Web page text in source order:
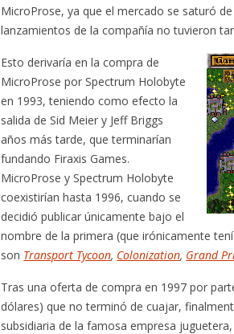
MicroProse, ya que el mercado se saturó
lanzamientos de la compañía no tuvieron
Esto derivaría en la compra de
MicroProse por Spectrum Holobyte
en 1993, teniendo como efecto la
salida de Sid Meier y Jeff Briggs
años más tarde, que terminarían
fundando Firaxis Games.
MicroProse y Spectrum Holobyte
coexistirían hasta 1996, cuando se
decidió publicar únicamente bajo el
nombre de la primera (que irónicamente
son Transport Tycoon, Colonization, Grand
Tras una oferta de compra en 1997 por
dólares) que no terminó de cuajar,
subsidiaria de la famosa empresa